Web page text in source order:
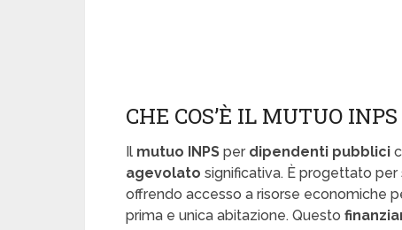
CHE COS’È IL MUTUO
Il mutuo INPS per dipendenti pubblici
agevolato significativa. È progettato
offrendo accesso a risorse economiche
prima e unica abitazione. Questo